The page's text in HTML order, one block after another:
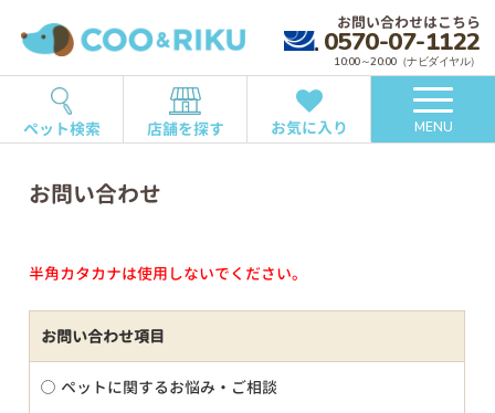
お問い合わせはこちら
0570-07-1122
10:00～20:00（ナビダイヤル）
ペット検索 店舗を探す お気に入り MENU
お問い合わせ
半角カタカナは使用しないでください。
お問い合わせ項目
ペットに関するお悩み・ご相談